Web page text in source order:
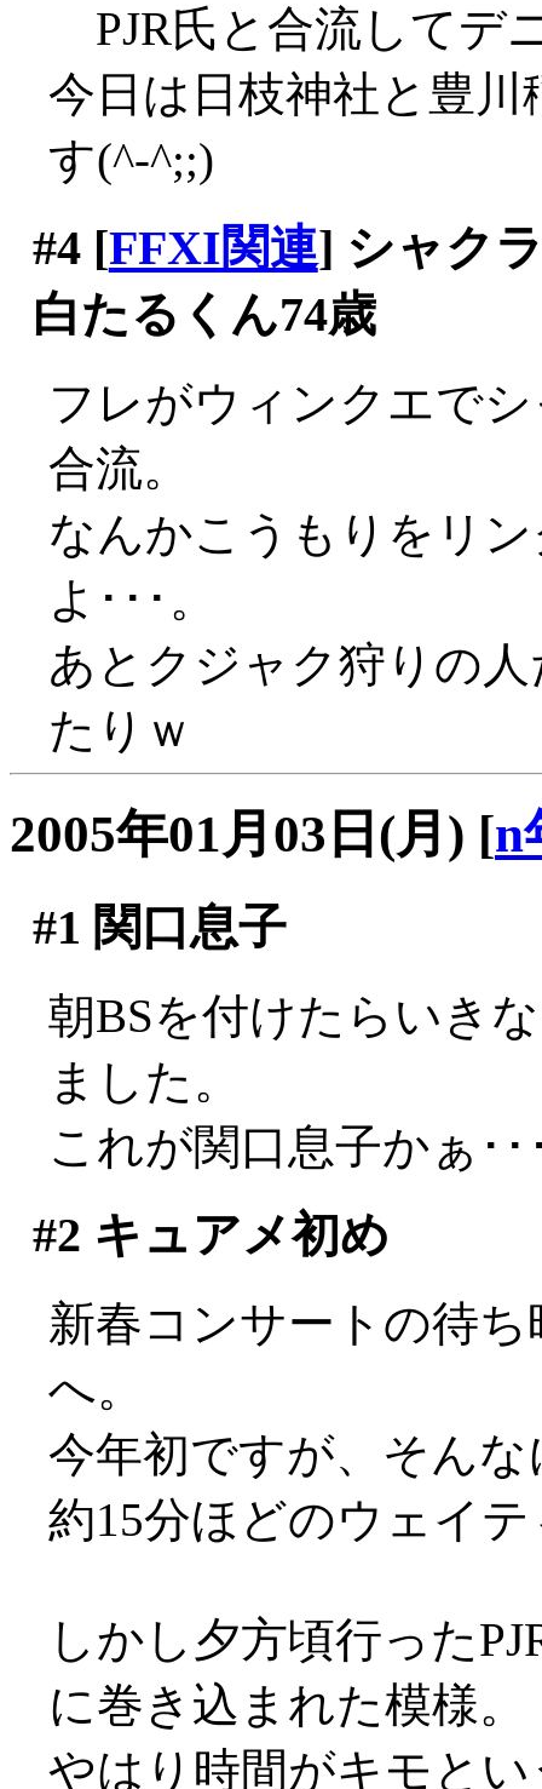
PJR氏と合流してデ
今日は日枝神社と豊
す(^-^;;)
#4[FFXI関連] シャク
白たるくん74歳
フレがウィンクエで
合流。
なんかこうもりをリ
よ･･･。
あとクジャク狩りの
たりｗ
2005年01月03日(月) [n
#1 関口息子
朝BSを付けたらいき
ました。
これが関口息子かぁ･･
#2 キュアメ初め
新春コンサートの待
へ。
今年初ですが、そん
約15分ほどのウェイ
しかし夕方頃行った
に巻き込まれた模様。
やはり時間がキモと